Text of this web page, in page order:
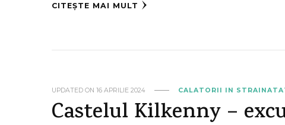
CITEȘTE MAI MULT
UPDATED ON 16 APRILIE 2024 CALATORII IN
Castelul Kilkenny –